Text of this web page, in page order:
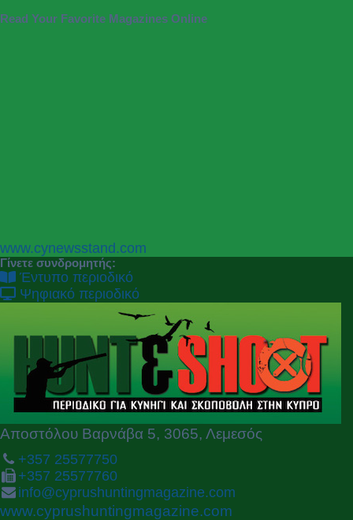
Read Your Favorite Magazines Online
P
r
e
v
N
e
x
t
www.cynewsstand.com
Γίνετε συνδρομητής:
Έντυπο περιοδικό
Ψηφιακό περιοδικό
Αποστόλου Βαρνάβα 5, 3065, Λεμεσός
+357 25577750
+357 25577760
info@cyprushuntingmagazine.com
www.cyprushuntingmagazine.com